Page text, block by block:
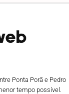
Ponta Porã e Pedro
tempo possível.